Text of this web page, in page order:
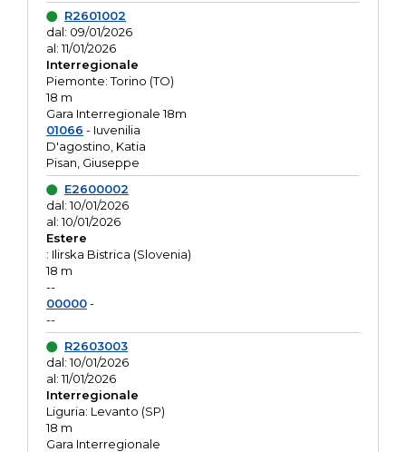
R2601002
dal: 09/01/2026
al: 11/01/2026
Interregionale
Piemonte: Torino (TO)
18 m
Gara Interregionale 18m
01066 - Iuvenilia
D'agostino, Katia
Pisan, Giuseppe
E2600002
dal: 10/01/2026
al: 10/01/2026
Estere
: Ilirska Bistrica (Slovenia)
18 m
--
00000-
--
R2603003
dal: 10/01/2026
al: 11/01/2026
Interregionale
Liguria: Levanto (SP)
18 m
Gara Interregionale